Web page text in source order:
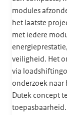
modules
het laatste
met iedere
veiligheid. Het
via
onderzoek naar
Dutek concept